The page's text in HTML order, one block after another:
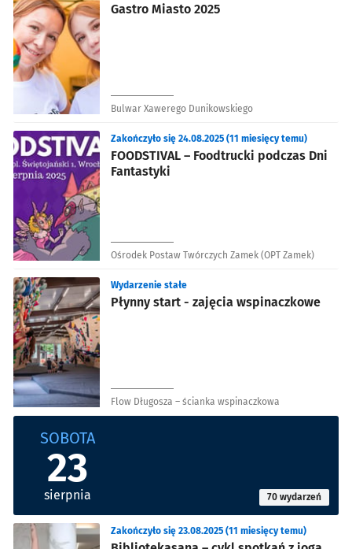
Gastro Miasto 2025
Bulwar Xawerego Dunikowskiego
FOODSTIVAL – Foodtrucki podczas Dni
Fantastyki
Zakończyło się 24.08.2025 (11 miesięcy temu)
Ośrodek Postaw Twórczych Zamek (OPT Zamek)
Płynny start - zajęcia wspinaczkowe
Wydarzenie stałe
Flow Długosza – ścianka wspinaczkowa
SOBOTA
23
sierpnia 70 wydarzeń
Zakończyło się 23.08.2025 (11 miesięcy temu)